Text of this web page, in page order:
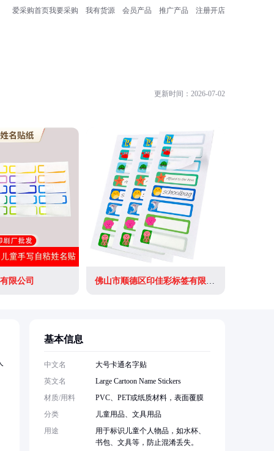
爱采购首页我要采购 我有货源 会员产品 推广产品 注册开店
更新时间：2026-07-02
限公司 佛山市顺德区印佳彩标签有限公司
基本信息
中文名
大号卡通名字贴
英文名
Large Cartoon Name Stickers
材质/用料
PVC、PET或纸质材料，表面覆膜
分类
儿童用品、文具用品
用途
用于标识儿童个人物品，如水杯、
书包、文具等，防止混淆丢失。